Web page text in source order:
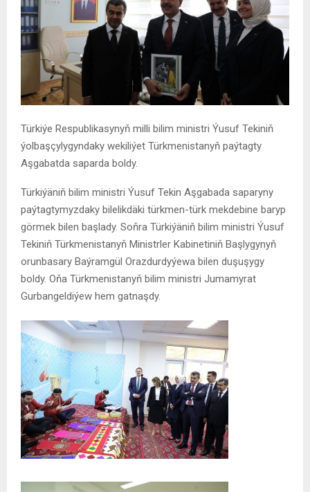
Türkiýe Respublikasynyň milli bilim ministri Ýusuf Tekiniň
ýolbaşçylygyndaky wekiliýet Türkmenistanyň paýtagty
Aşgabatda saparda boldy.
Türkiýäniň bilim ministri Ýusuf Tekin Aşgabada saparyny
paýtagtymyzdaky bilelikdäki türkmen-türk mekdebine baryp
görmek bilen başlady. Soňra Türkiýäniň bilim ministri Ýusuf
Tekiniň Türkmenistanyň Ministrler Kabinetiniň Başlygynyň
orunbasary Baýramgül Orazdurdyýewa bilen duşuşygy
boldy. Oňa Türkmenistanyň bilim ministri Jumamyrat
Gurbangeldiýew hem gatnaşdy.